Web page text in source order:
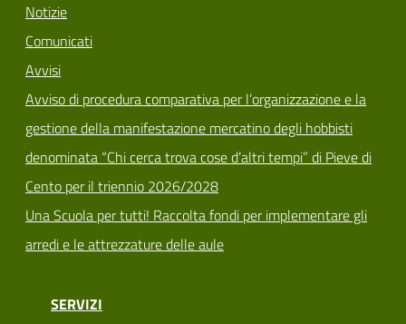
Notizie
Comunicati
Avvisi
Avviso di procedura comparativa per l’organizzazione e la
gestione della manifestazione mercatino degli hobbisti
denominata “Chi cerca trova cose d’altri tempi” di Pieve di
Cento per il triennio 2026/2028
Una Scuola per tutti! Raccolta fondi per implementare gli
arredi e le attrezzature delle aule
SERVIZI